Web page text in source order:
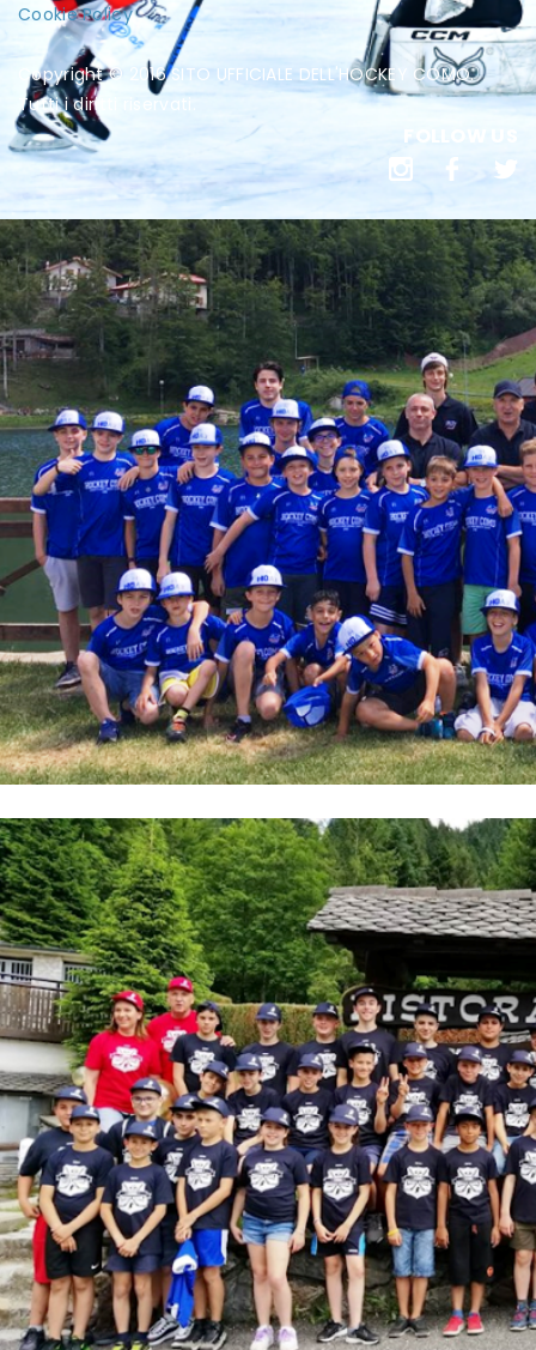
Cookie Policy
Copyright © 2016 SITO UFFICIALE DELL'HOCKEY COMO.
Tutti i diritti riservati.
FOLLOW US